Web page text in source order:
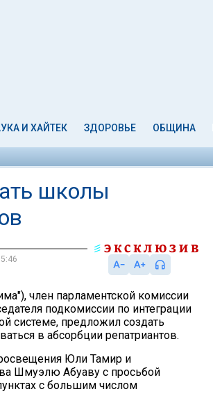
И ХАЙТЕК ЗДОРОВЬЕ ОБЩИНА
школы
член парламентской комиссии
подкомиссии по интеграции
системе, предложил создать
в абсорбции репатриантов.
Юли Тамир и
Шмуэлю Абуаву с просьбой
с большим числом